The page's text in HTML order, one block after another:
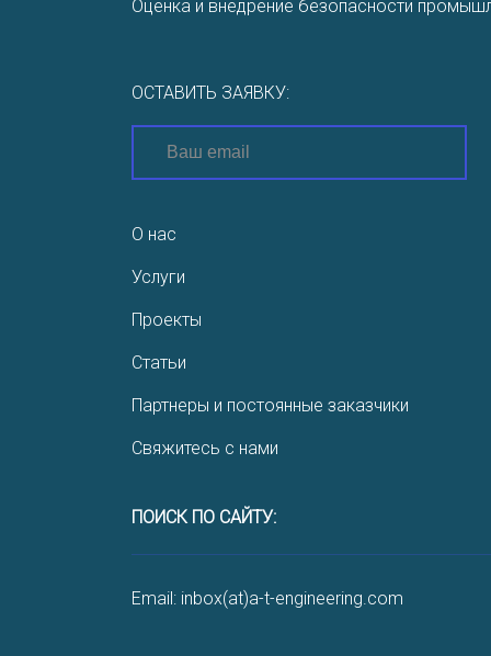
Оценка и внедрение безопасности
ОСТАВИТЬ ЗАЯВКУ:
О нас
Услуги
Проекты
Статьи
Партнеры и постоянные заказчики
Свяжитесь с нами
ПОИСК ПО САЙТУ:
Email: inbox(at)a-t-engineering.com